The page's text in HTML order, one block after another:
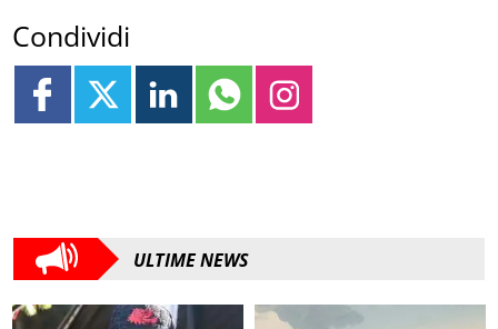
Condividi
ULTIME NEWS